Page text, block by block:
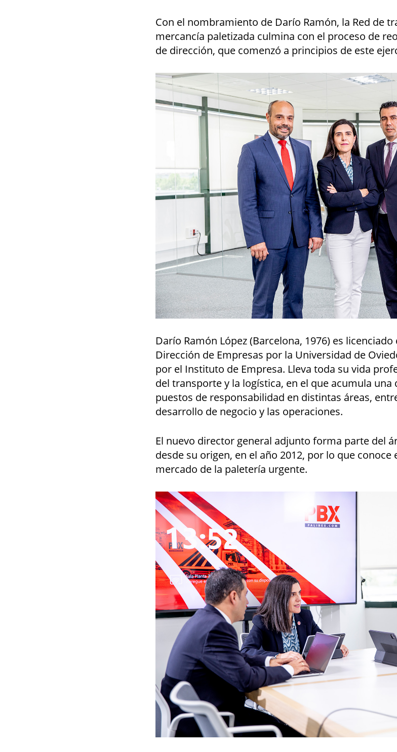
Con el nombramiento de Darío Ramón, la Red de
mercancía paletizada culmina con el proceso de
de dirección, que comenzó a principios de este
Darío Ramón López (Barcelona, 1976) es
Dirección de Empresas por la Universidad de
por el Instituto de Empresa. Lleva toda su vida
del transporte y la logística, en el que acumula una
puestos de responsabilidad en distintas áreas,
desarrollo de negocio y las operaciones.
El nuevo director general adjunto forma parte del
desde su origen, en el año 2012, por lo que conoce
mercado de la paletería urgente.